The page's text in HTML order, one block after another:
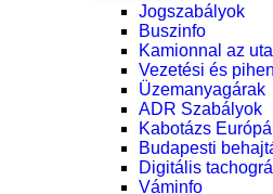
Jogszabályok
Buszinfo
Kamionnal az
Vezetési és
Üzemanyagárak
ADR Szabályok
Kabotázs
Budapesti
Digitális
Váminfo